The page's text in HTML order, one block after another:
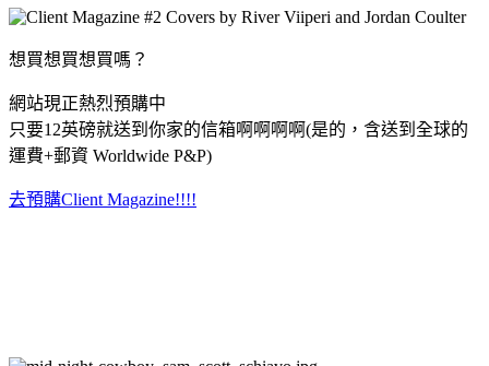
想買想買想買嗎？
網站現正熱烈預購中
只要12英磅就送到你家的信箱啊啊啊啊(是的，含送到全球的
運費+郵資 Worldwide P&P)
去預購Client Magazine!!!!